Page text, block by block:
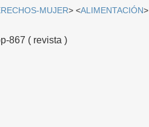
MUJER> <ALIMENTACIÓN>
867 ( revista )